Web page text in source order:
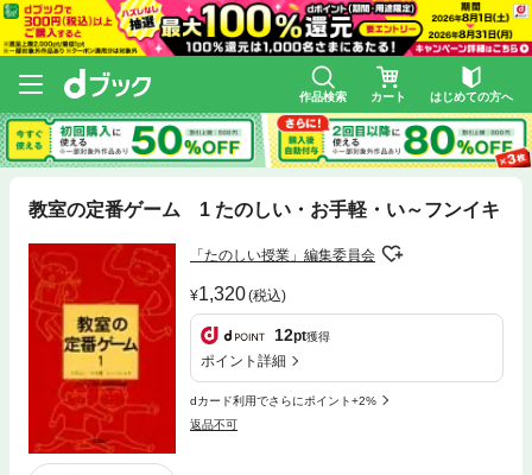
作品検索 カート はじめての方へ
教室の定番ゲーム 1 たのしい・お手軽・い～フンイキ
「たのしい授業」編集委員会
1,320(税込)
12pt獲得
ポイント詳細
dカード利用でさらにポイント+2%
返品不可